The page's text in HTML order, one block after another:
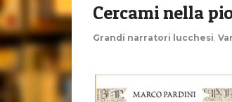
Cercami nella
Grandi narratori lucchesi